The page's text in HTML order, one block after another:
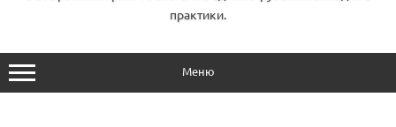
практики.
Меню